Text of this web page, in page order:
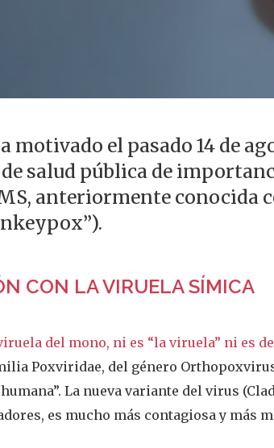
motivado el pasado 14 de
salud pública de
anteriormente conocida
CON LA VIRUELA SÍMICA
del mono, ni es “la viruela” ni es
Poxviridae, del género
La nueva variante del virus
es mucho más contagiosa y más